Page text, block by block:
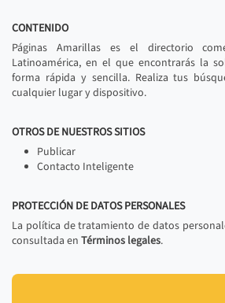
CONTENIDO
Páginas Amarillas es el directorio
Latinoamérica, en el que encontrarás la
forma rápida y sencilla. Realiza tus
cualquier lugar y dispositivo.
OTROS DE NUESTROS SITIOS
Publicar
Contacto Inteligente
PROTECCIÓN DE DATOS PERSONALES
La política de tratamiento de datos
consultada en Términos legales.